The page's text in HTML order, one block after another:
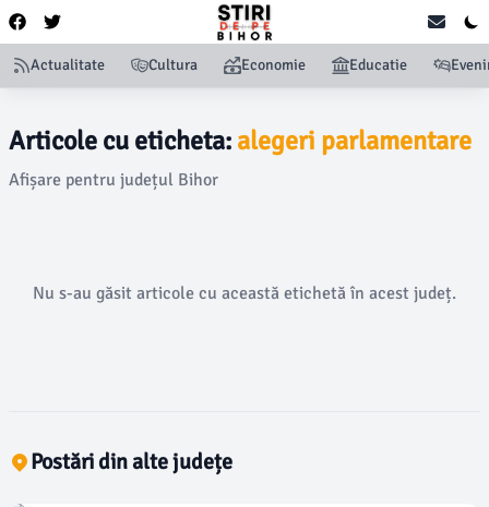
Actualitate Cultura Economie Educatie
Articole cu eticheta: alegeri parlamentare
Afișare pentru județul Bihor
Nu s-au găsit articole cu această etichetă în acest județ.
Postări din alte județe